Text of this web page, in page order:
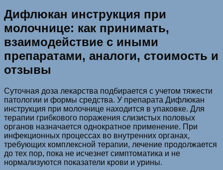
Дифлюкан инструкция при
молочнице: как принимать,
взаимодействие с иными
препаратами, аналоги, стоимость и
отзывы
Суточная доза лекарства подбирается с учетом тяжести
патологии и формы средства. У препарата Дифлюкан
инструкция при молочнице находится в упаковке. Для
терапии грибкового поражения слизистых половых
органов назначается однократное применение. При
инфекционных процессах во внутренних органах,
требующих комплексной терапии, лечение продолжается
до тех пор, пока не исчезнет симптоматика и не
нормализуются показатели крови и урины.